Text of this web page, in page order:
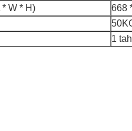
W * H)
668
1